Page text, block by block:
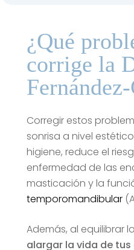
¿Qué
corrige la
Corregir estos
sonrisa a nivel
higiene, reduce el
enfermedad de las
masticación y la
temporomandibular
Además, al equilibrar
alargar la vida de